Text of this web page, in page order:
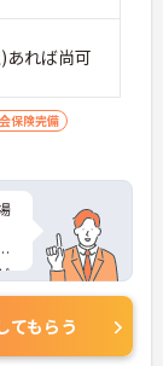
あれば尚可
保険完備
てもらう